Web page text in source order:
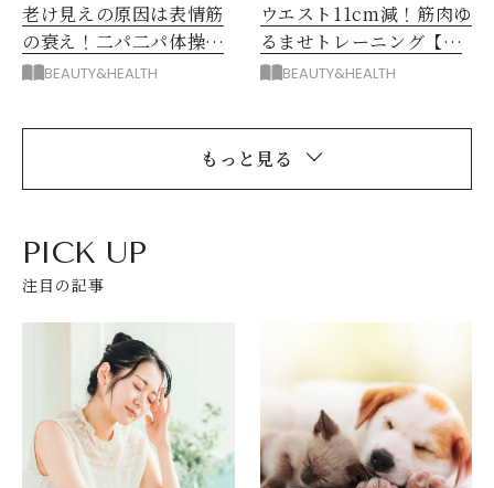
老け見えの原因は表情筋
の衰え！二パ二パ体操で
解決BEAUTY&HEALTH
ウエスト11cm減！筋肉ゆ
るませトレーニング【ボ
ディ編】
BEAUTY&HEALTH
もっと見る
PICK UP
注目の記事